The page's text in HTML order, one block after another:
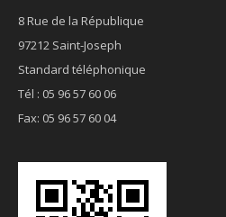
8 Rue de la République
97212 Saint-Joseph
Standard téléphonique
Tél : 05 96 57 60 06
Fax: 05 96 57 60 04